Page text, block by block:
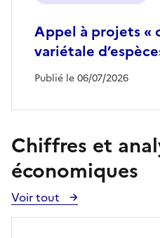
Appel à projets «
variétale
Publié le 06/07/2026
Chiffres et
économiques
Voir tout
Voir
toutes